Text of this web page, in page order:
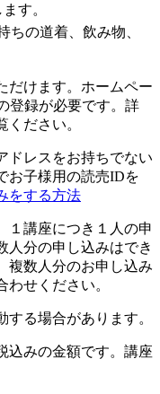
す。
ちの道着、飲み物、
だけます。ホームペー
登録が必要です。詳
ください。
ドレスをお持ちでない
お子様用の読売IDを
をする方法
１講座につき１人の申
人分の申し込みはでき
複数人分のお申し込み
せください。
る場合があります。
込みの金額です。講座